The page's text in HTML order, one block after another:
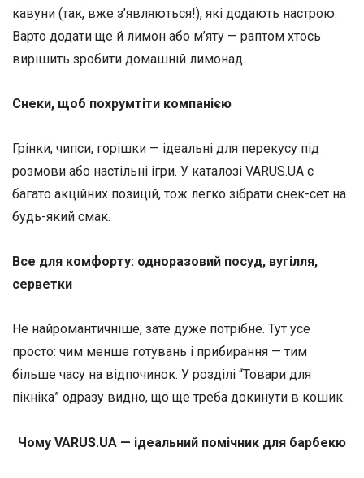
кавуни (так, вже з’являються!), які додають настрою.
Варто додати ще й лимон або м’яту — раптом хтось
вирішить зробити домашній лимонад.
Снеки, щоб похрумтіти компанією
Грінки, чипси, горішки — ідеальні для перекусу під
розмови або настільні ігри. У каталозі VARUS.UA є
багато акційних позицій, тож легко зібрати снек-сет на
будь-який смак.
Все для комфорту: одноразовий посуд, вугілля,
серветки
Не найромантичніше, зате дуже потрібне. Тут усе
просто: чим менше готувань і прибирання — тим
більше часу на відпочинок. У розділі “Товари для
пікніка” одразу видно, що ще треба докинути в кошик.
Чому VARUS.UA — ідеальний помічник для барбекю